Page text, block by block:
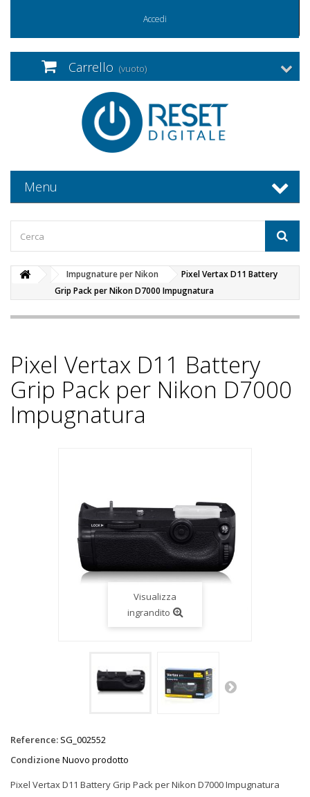
Accedi
Carrello (vuoto)
Menu
Impugnature per Nikon
Pixel Vertax D11 Battery
Grip Pack per Nikon D7000 Impugnatura
Pixel Vertax D11 Battery
Grip Pack per Nikon D7000
Impugnatura
Visualizza
ingrandito
Reference: SG_002552
Condizione Nuovo prodotto
Pixel Vertax D11 Battery Grip Pack per Nikon D7000 Impugnatura